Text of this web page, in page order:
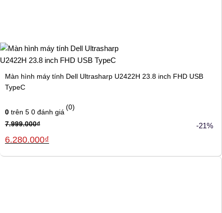
Màn hình máy tính Dell Ultrasharp U2422H 23.8 inch FHD USB
TypeC
0 trên 5 0 đánh giá
(0)
7.999.000₫
Giá
là:
6.280.000₫
tại
-21%